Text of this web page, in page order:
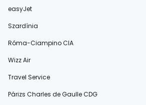
easyJet
Szardínia
Róma-Ciampino CIA
Wizz Air
Travel Service
Párizs Charles de Gaulle CDG